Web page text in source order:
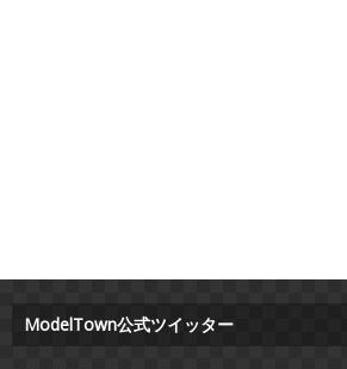
ModelTown公式ツイッター